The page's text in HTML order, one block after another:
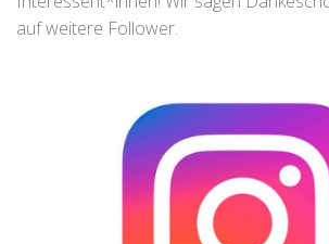
auf weitere Follower.